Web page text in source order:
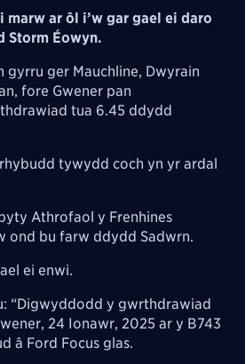
marw ar ôl i’w gar gael ei daro
Storm Éowyn.
gyrru ger Mauchline, Dwyrain
fore Gwener pan
tua 6.45 ddydd
tywydd coch yn yr ardal
Athrofaol y Frenhines
ond bu farw ddydd Sadwrn.
ei enwi.
“Digwyddodd y gwrthdrawiad
24 Ionawr, 2025 ar y B743
â Ford Focus glas.